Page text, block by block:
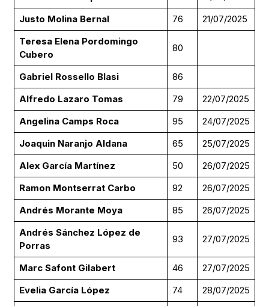
Justo Molina Bernal
76
21/07/2025
Teresa Elena Pordomingo
Cubero
80
Gabriel Rossello Blasi
86
Alfredo Lazaro Tomas
79
22/07/2025
Angelina Camps Roca
95
24/07/2025
Joaquin Naranjo Aldana
65
25/07/2025
Alex García Martínez
50
26/07/2025
Ramon Montserrat Carbo
92
26/07/2025
Andrés Morante Moya
85
26/07/2025
Andrés Sánchez López de
Porras
93 27/07/2025
Marc Safont Gilabert 46
27/07/2025
Evelia García López
74
28/07/2025